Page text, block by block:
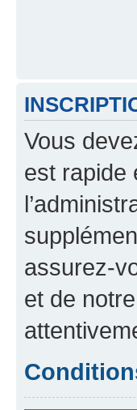
Vous
est rapide
assurez-
et de